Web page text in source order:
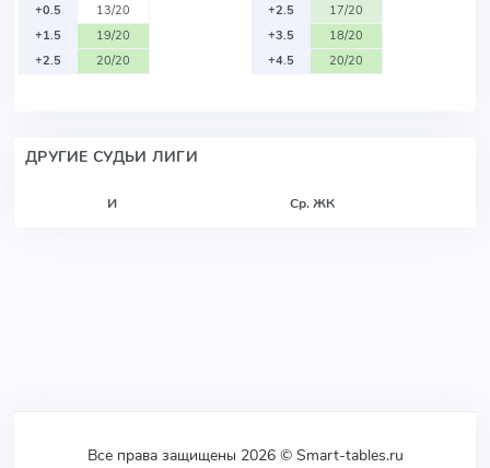
+0.5
13/20
+1.5
19/20
+2.5
20/20
+2.5
17/20
+3.5
18/20
+4.5
20/20
ДРУГИЕ СУДЬИ ЛИГИ
И Ср. ЖК
Все права защищены 2026 © Smart-tables.ru